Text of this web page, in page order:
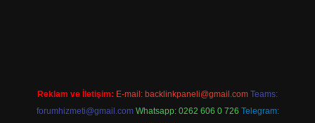
Reklam ve İletişim: E-mail: backlinkpaneli@gmail.com Teams:
forumhizmeti@gmail.com Whatsapp: 0262 606 0 726 Telegram: